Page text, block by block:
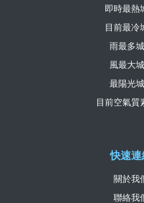
快速連
關於我
聯絡我
即時最熱
目前最冷
雨最多
風最大
最陽光
目前空氣質